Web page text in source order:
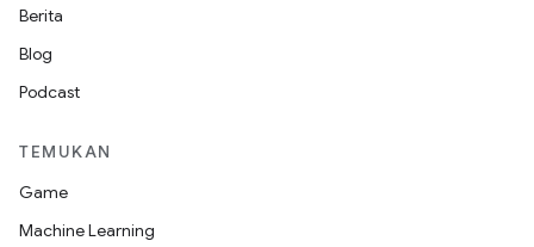
Berita
Blog
Podcast
TEMUKAN
Game
Machine Learning